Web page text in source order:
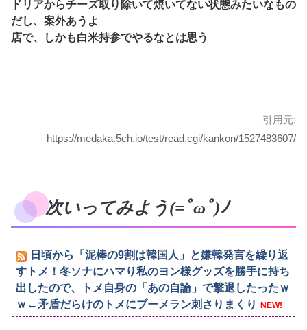
ドリアからチーズ取り除いて焼いてない状態みたいなもの
だし、案外あうよ
店で、しかも白米持参でやるなとは思う
引用元:
https://medaka.5ch.io/test/read.cgi/kankon/1527483607/
次いってみよう(=ﾟωﾟ)ﾉ
日頃から「泥棒の9割は韓国人」と嫌韓発言を繰り返
すトメ！冬ソナにハマり私のヨン様グッズを勝手に持ち
出したので、トメ自身の「あの自論」で撃退したったｗ
ｗ←矛盾だらけのトメにブーメラン刺さりまくり
NEW!